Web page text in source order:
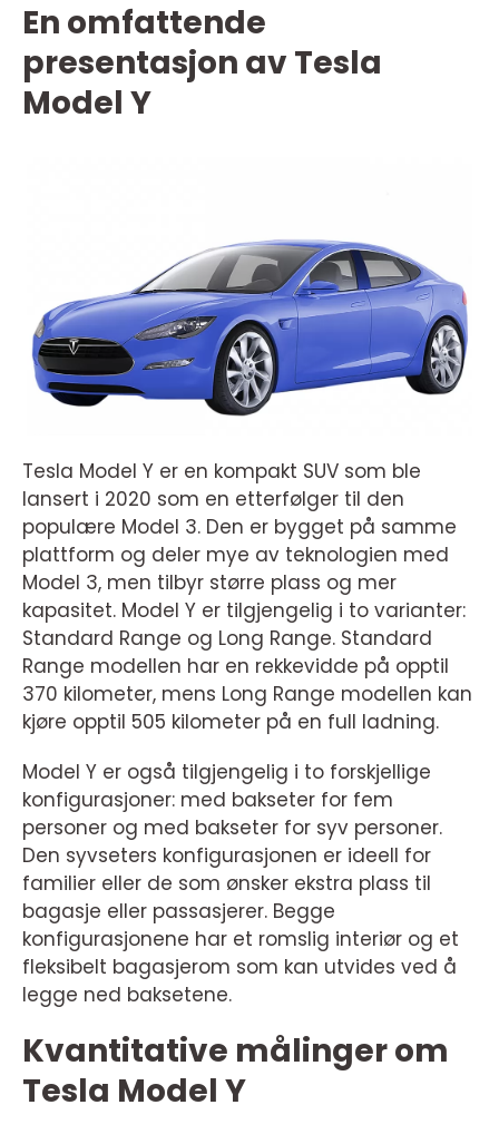
En omfattende
presentasjon av Tesla
Model Y
Tesla Model Y er en kompakt SUV som ble
lansert i 2020 som en etterfølger til den
populære Model 3. Den er bygget på samme
plattform og deler mye av teknologien med
Model 3, men tilbyr større plass og mer
kapasitet. Model Y er tilgjengelig i to varianter:
Standard Range og Long Range. Standard
Range modellen har en rekkevidde på opptil
370 kilometer, mens Long Range modellen kan
kjøre opptil 505 kilometer på en full ladning.
Model Y er også tilgjengelig i to forskjellige
konfigurasjoner: med bakseter for fem
personer og med bakseter for syv personer.
Den syvseters konfigurasjonen er ideell for
familier eller de som ønsker ekstra plass til
bagasje eller passasjerer. Begge
konfigurasjonene har et romslig interiør og et
fleksibelt bagasjerom som kan utvides ved å
legge ned baksetene.
Kvantitative målinger om
Tesla Model Y